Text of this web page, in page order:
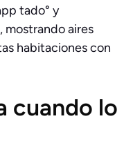
cuando lo